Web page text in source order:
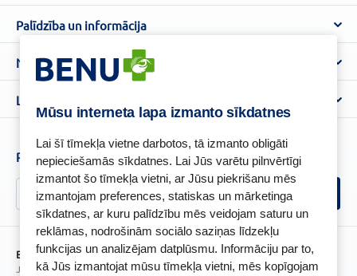
Mūsu interneta lapa izmanto sīkdatnes
Lai šī tīmekļa vietne darbotos, tā izmanto obligāti
nepieciešamās sīkdatnes. Lai Jūs varētu pilnvērtīgi
izmantot šo tīmekļa vietni, ar Jūsu piekrišanu mēs
izmantojam preferences, statiskas un mārketinga
sīkdatnes, ar kuru palīdzību mēs veidojam saturu un
reklāmas, nodrošinām sociālo saziņas līdzekļu
funkcijas un analizējam datplūsmu. Informāciju par to,
kā Jūs izmantojat mūsu tīmekļa vietni, mēs kopīgojam
Par BENU
Benu Blogs
Aptiekas
Palīdzība un informācija
BENU Aptieka kontakti
Piegāde
Biežāk uzdotie jautājumi
Noteikumi
Lietošanas noteikumi
Atteikuma tiesību veidlapa
Privātuma politika
Sīkfailu politika
Videonovērošanas politika
Lojalitātes programma
Senioru priekšrocības
Īpašās priekšrocības
BENU lietotne
BENU lojalitātes programmas noteikumi
Piesakies un esi pirmais, kas uzzina BENU jaunumus!
BENU Aptieka Latvija, SIA
Juridiskā adrese / Faktiskā adrese: